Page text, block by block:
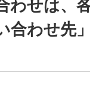
わせは、
合わせ先